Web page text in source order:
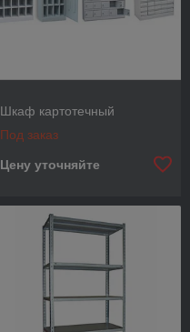
Шкаф картотечный
Под заказ
Цену уточняйте